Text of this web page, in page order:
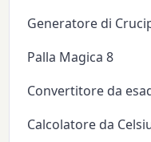
Generatore di
Palla Magica 8
Convertitore da
Calcolatore da